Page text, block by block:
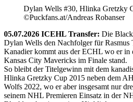
Dylan Wells #30, Hlinka Gretzky
©Puckfans.at/Andreas Robanser
05.07.2026 ICEHL Transfer: Die
Dylan Wells den Nachfolger für Rasmus
Kanadier kommt aus der ECHL wo er in
Kansas City Mavericks im Finale stand.
So bleibt der Titelgewinn mit dem
Hlinka Gretzky Cup 2015 neben dem
Wolfs 2022, wo er aber insgesamt nur
seinem NHL Premieren Einsatz in der